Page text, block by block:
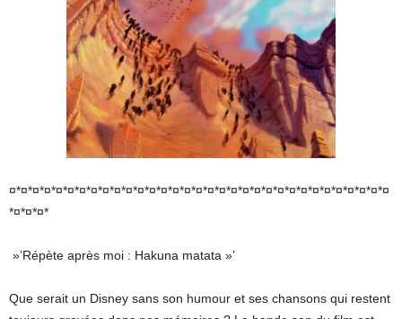
¤*¤*¤*¤*¤*¤*¤*¤*¤*¤*¤*¤*¤*¤*¤*¤*¤*¤*¤*¤*¤*¤*¤*¤*¤*¤*¤*¤*¤*¤*¤*¤*¤
*¤*¤*¤*
»’Répète après moi : Hakuna matata »’
Que serait un Disney sans son humour et ses chansons qui restent